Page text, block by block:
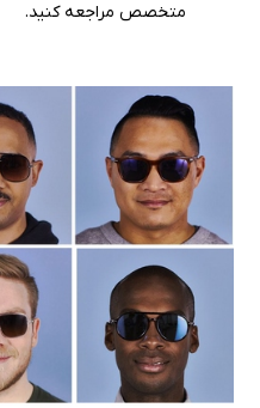
متخصص مراجعه کنید.